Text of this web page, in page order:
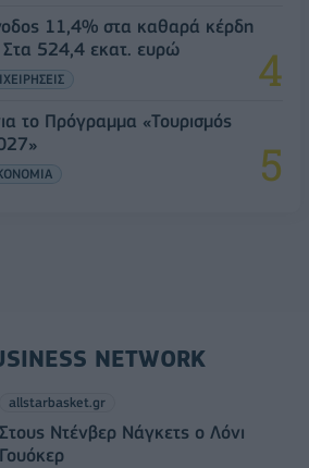
11,4% στα καθαρά κέρδη
524,4 εκατ. ευρώ
το Πρόγραμμα «Τουρισμός
NETWORK
allstarbasket.gr
Στους Ντένβερ Νάγκετς ο Λόνι
Γουόκερ